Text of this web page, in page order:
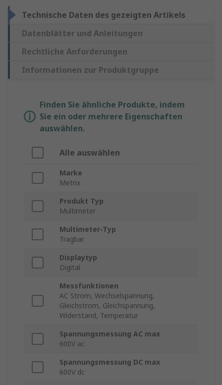
Technische Daten des gezeigten Artikels
Datenblätter und Anleitungen
Rechtliche Anforderungen
Informationen zur Produktgruppe
Finden Sie ähnliche Produkte, indem
Sie ein oder mehrere Eigenschaften
auswählen.
Alle auswählen
Marke
Metrix
Produkt Typ
Multimeter
Multimeter-Typ
Tragbar
Displaytyp
Digital
Messfunktionen
AC Strom, Wechselspannung,
Gleichstrom, Gleichspannung,
Widerstand, Temperatur
Spannungsmessung AC max
600V ac
Spannungsmessung DC max
600V dc